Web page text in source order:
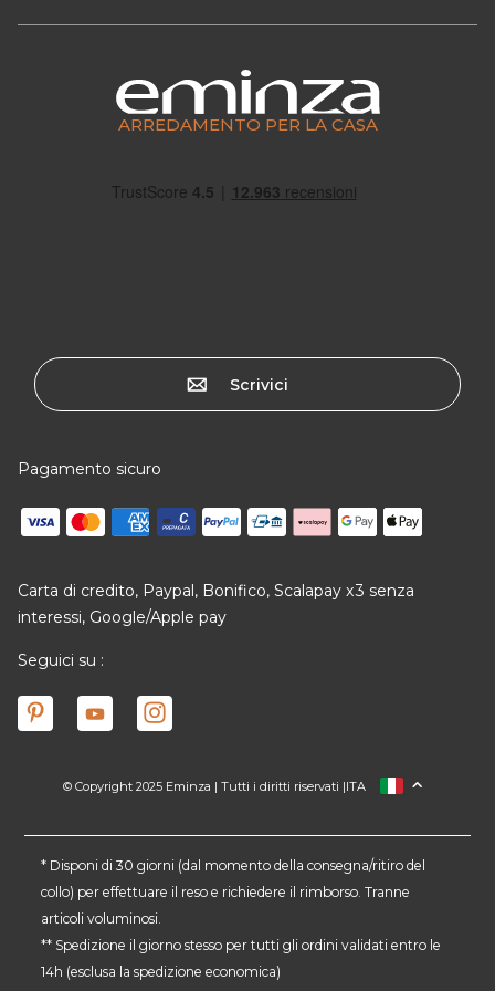
ARREDAMENTO PER LA CASA
Scrivici
Pagamento sicuro
Carta di credito, Paypal, Bonifico, Scalapay x3 senza
interessi, Google/Apple pay
Seguici su :
© Copyright 2025 Eminza | Tutti i diritti riservati |
FRANCIA
GERMANIA
PAESI BASSI
ITA
* Disponi di 30 giorni (dal momento della consegna/ritiro del
collo) per effettuare il reso e richiedere il rimborso. Tranne
articoli voluminosi.
** Spedizione il giorno stesso per tutti gli ordini validati entro le
14h (esclusa la spedizione economica)